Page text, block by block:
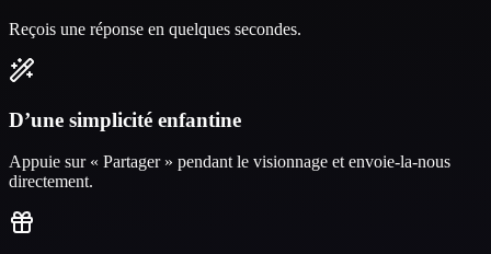
Reçois une réponse en quelques secondes.
D’une simplicité enfantine
Appuie sur « Partager » pendant le visionnage et envoie-la-nous
directement.